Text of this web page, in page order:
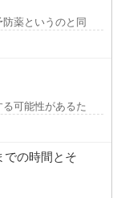
薬というのと同じよ
可能性があるため、
での時間とそ